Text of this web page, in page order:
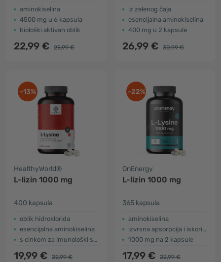
aminokiselina
4500 mg u 6 kapsula
biološki aktivan oblik
22,99 € 25,99 €
iz zelenog čaja
esencijalna aminokiselina
400 mg u 2 kapsule
26,99 € 30,99 €
-13%
HealthyWorld®
L-lizin 1000 mg
400 kapsula
oblik hidroklorida
esencijalna aminokiselina
s cinkom za imunološki sustav
19,99 € 22,99 €
-22%
OnEnergy
L-lizin 1000 mg
365 kapsula
aminokiselina
izvrsna apsorpcija i iskoristivost
1000 mg na 2 kapsule
17,99 € 22,99 €